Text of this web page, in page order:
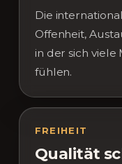
Die
Offenheit,
in der sich viele
fühlen.
FREIHEIT
Qualität